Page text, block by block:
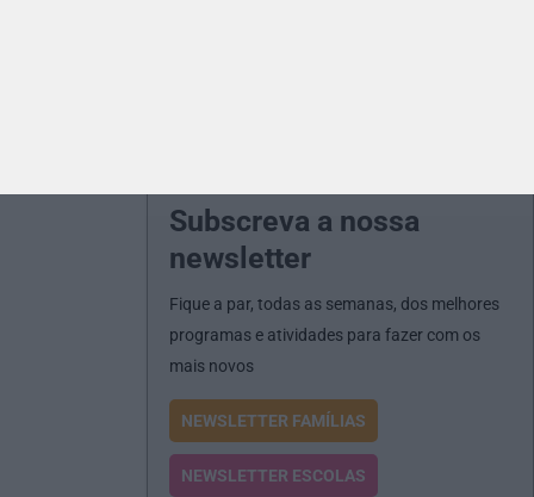
Subscreva a nossa
newsletter
Fique a par, todas as semanas, dos melhores
programas e atividades para fazer com os
mais novos
NEWSLETTER FAMÍLIAS
NEWSLETTER ESCOLAS